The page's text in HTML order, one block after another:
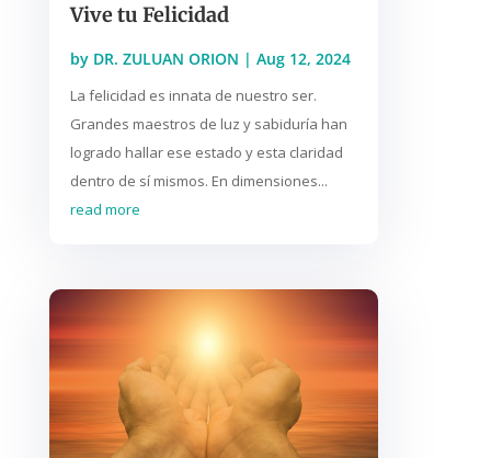
Vive tu Felicidad
by DR. ZULUAN ORION | Aug 12, 2024
La felicidad es innata de nuestro ser.
Grandes maestros de luz y sabiduría han
logrado hallar ese estado y esta claridad
dentro de sí mismos. En dimensiones...
read more